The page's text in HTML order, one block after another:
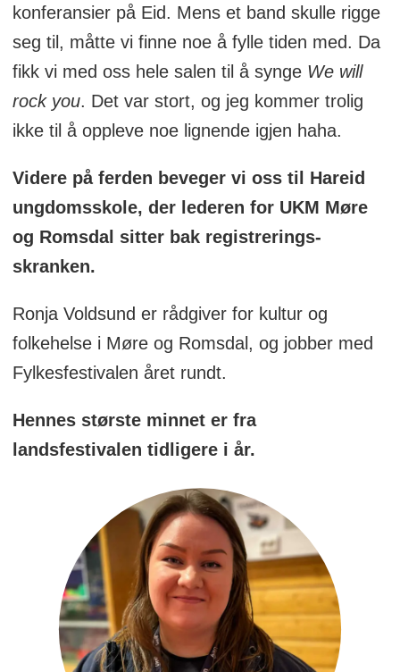
konferansier på Eid. Mens et band skulle rigge
seg til, måtte vi finne noe å fylle tiden med. Da
fikk vi med oss hele salen til å synge We will
rock you. Det var stort, og jeg kommer trolig
ikke til å oppleve noe lignende igjen haha.
Videre på ferden beveger vi oss til Hareid
ungdomsskole, der lederen for UKM Møre
og Romsdal sitter bak registrerings-
skranken.
Ronja Voldsund er rådgiver for kultur og
folkehelse i Møre og Romsdal, og jobber med
Fylkesfestivalen året rundt.
Hennes største minnet er fra
landsfestivalen tidligere i år.